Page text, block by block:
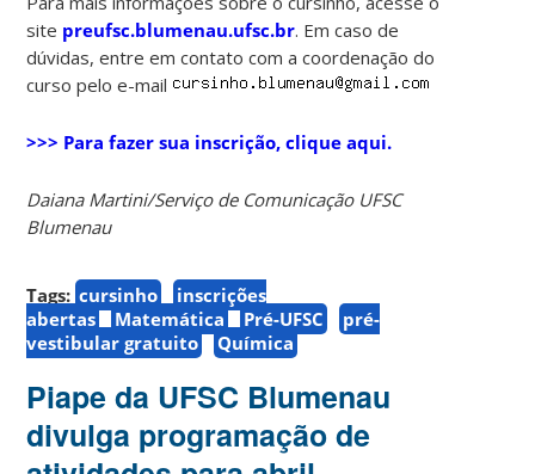
site preufsc.blumenau.ufsc.br. Em caso de
dúvidas, entre em contato com a coordenação do
curso pelo e-mail
>>> Para fazer sua inscrição, clique aqui.
Daiana Martini/Serviço de Comunicação UFSC
Blumenau
Tags: cursinho
inscrições
abertas
Matemática Pré-UFSC
pré-
vestibular gratuito
Química
Piape da UFSC Blumenau
divulga programação de